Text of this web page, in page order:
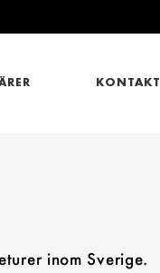
KONTAKT
inom Sverige.